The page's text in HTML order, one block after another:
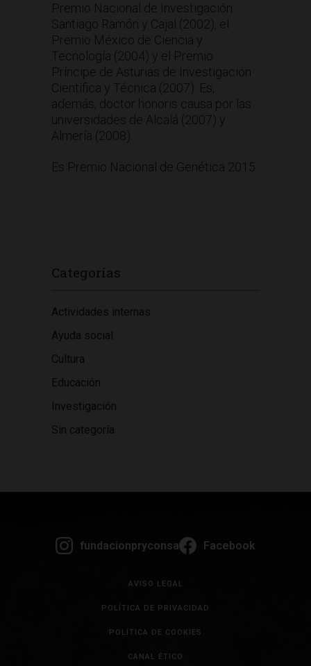
Premio Nacional de Investigación
Santiago Ramón y Cajal (2002), el
Premio México de Ciencia y
Tecnología (2004) y el Premio
Príncipe de Asturias de Investigación
Científica y Técnica (2007). Es,
además, doctor honoris causa por las
universidades de Alcalá (2007) y
Almería (2008).
Es Premio Nacional de Genética 2015.
Categorías
Actividades internas
Ayuda social
Cultura
Educación
Investigación
Sin categoría
fundacionpryconsa Facebook
AVISO LEGAL
POLÍTICA DE PRIVACIDAD
POLÍTICA DE COOKIES
CANAL ÉTICO